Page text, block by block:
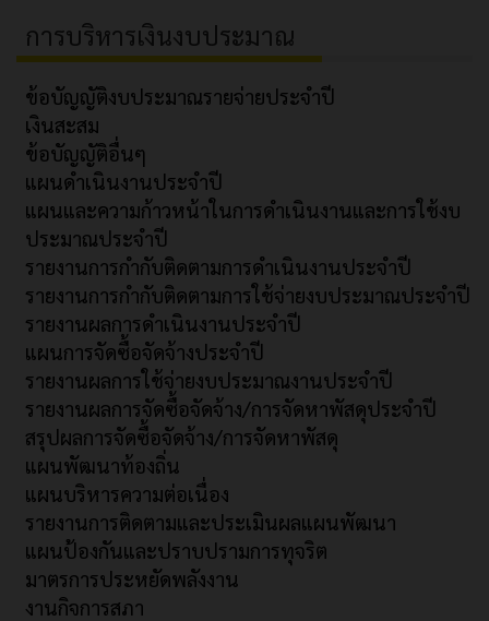
การบริหารเงินงบประมาณ
ข้อบัญญัติงบประมาณรายจ่ายประจำปี
เงินสะสม
ข้อบัญญัติอื่นๆ
แผนดำเนินงานประจำปี
แผนและความก้าวหน้าในการดำเนินงานและการใช้งบ
ประมาณประจำปี
รายงานการกำกับติดตามการดำเนินงานประจำปี
รายงานการกำกับติดตามการใช้จ่ายงบประมาณประจำปี
รายงานผลการดำเนินงานประจำปี
แผนการจัดซื้อจัดจ้างประจำปี
รายงานผลการใช้จ่ายงบประมาณงานประจำปี
รายงานผลการจัดซื้อจัดจ้าง/การจัดหาพัสดุประจำปี
สรุปผลการจัดซื้อจัดจ้าง/การจัดหาพัสดุ
แผนพัฒนาท้องถิ่น
แผนบริหารความต่อเนื่อง
รายงานการติดตามและประเมินผลแผนพัฒนา
แผนป้องกันและปราบปรามการทุจริต
มาตรการประหยัดพลังงาน
งานกิจการสภา